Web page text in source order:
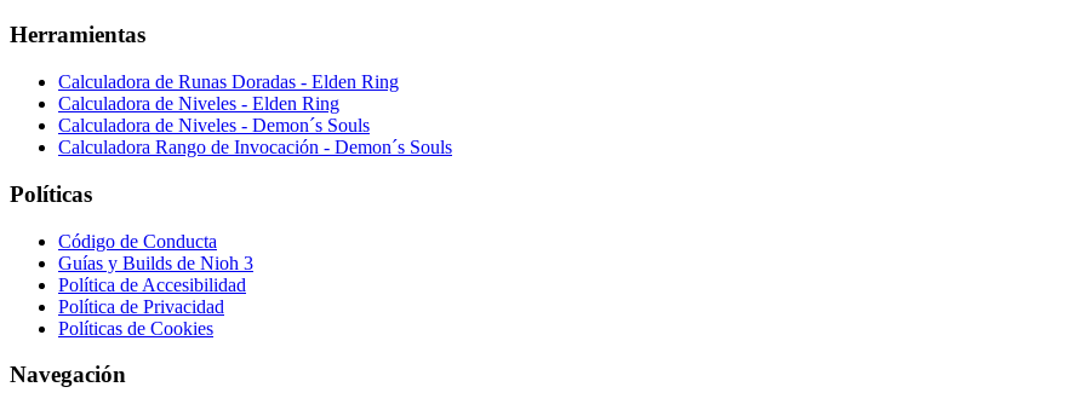
Herramientas
Calculadora de Runas Doradas - Elden Ring
Calculadora de Niveles - Elden Ring
Calculadora de Niveles - Demon´s Souls
Calculadora Rango de Invocación - Demon´s Souls
Políticas
Código de Conducta
Guías y Builds de Nioh 3
Política de Accesibilidad
Política de Privacidad
Políticas de Cookies
Navegación